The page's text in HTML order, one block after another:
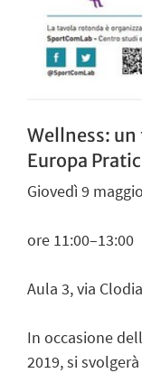
Wellness:
Europa
Giovedì 9
ore 11:00–13:00
Aula 3, via
In occasione
2019, si